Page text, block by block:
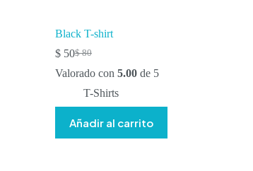
Black T-shirt
$80
El
precio
era:
$ 80.
$50El
precio
$ 50.
Valorado con 5.00de 5
T-Shirts
Añadir al carrito